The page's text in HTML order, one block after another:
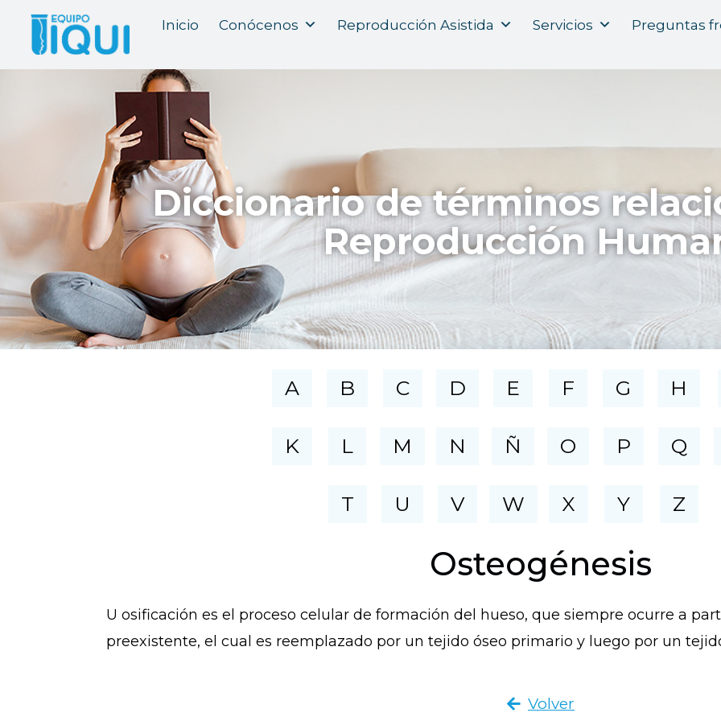
Inicio Conócenos Reproducción Asistida Servicios Preguntas
Diccionario de términos
Reproducción
A
K
B
L
T
C
M
U
D
N
V
E
Ñ
W
F
O
X
G
P
Y
H
Q
Z
Osteogénesis
U osificación es el proceso celular de formación del hueso, que siempre ocurre a
preexistente, el cual es reemplazado por un tejido óseo primario y luego por un
Volver